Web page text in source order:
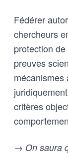
Fédérer
chercheurs
protection
preuves
mécanismes
critères
→ On saura